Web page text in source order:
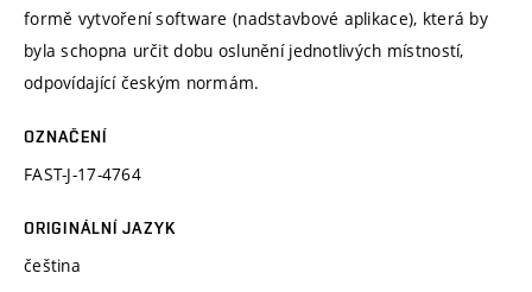
formě vytvoření software (nadstavbové aplikace), která by
byla schopna určit dobu oslunění jednotlivých místností,
odpovídající českým normám.
OZNAČENÍ
FAST-J-17-4764
ORIGINÁLNÍ JAZYK
čeština